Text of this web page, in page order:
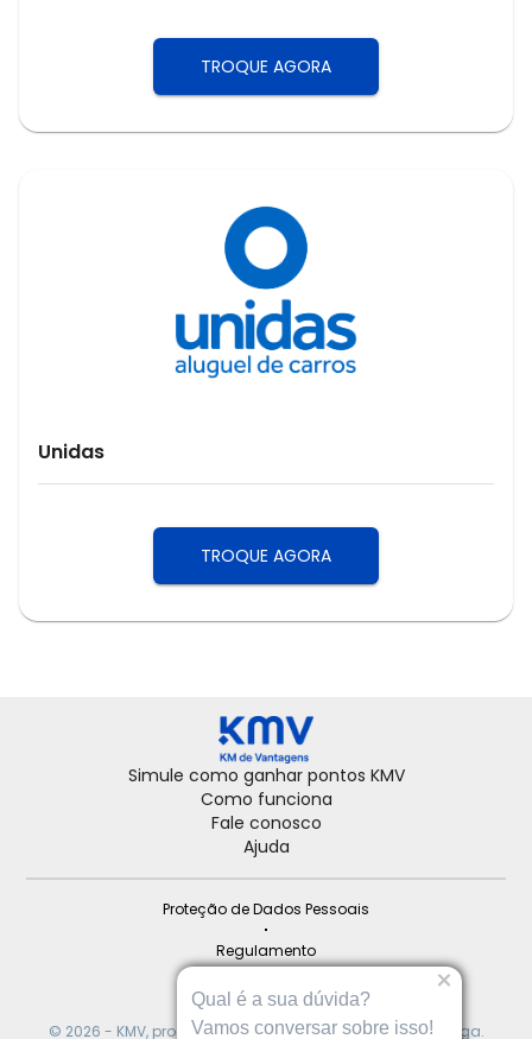
TROQUE AGORA
Unidas
TROQUE AGORA
Simule como ganhar pontos KMV
Como funciona
Fale conosco
Ajuda
Proteção de Dados Pessoais
Regulamento
Institucional
© 2026 - KMV, programa de fidelidade dos postos Ipiranga.
Qual é a sua dúvida?
Vamos conversar sobre isso!